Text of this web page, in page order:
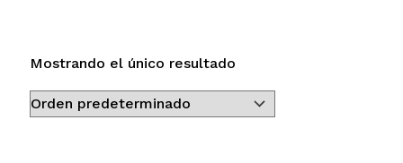
Mostrando el único resultado